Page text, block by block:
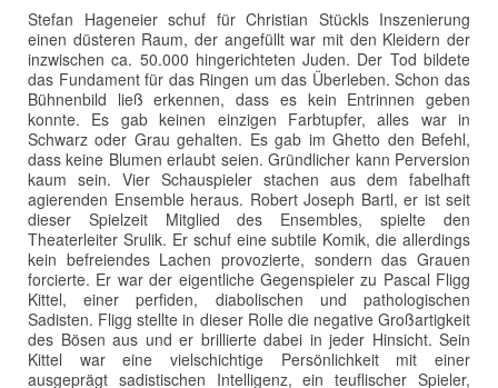
Stefan Hageneier schuf für Christian Stückls Inszenierung
einen düsteren Raum, der angefüllt war mit den Kleidern der
inzwischen ca. 50.000 hingerichteten Juden. Der Tod bildete
das Fundament für das Ringen um das Überleben. Schon das
Bühnenbild ließ erkennen, dass es kein Entrinnen geben
konnte. Es gab keinen einzigen Farbtupfer, alles war in
Schwarz oder Grau gehalten. Es gab im Ghetto den Befehl,
dass keine Blumen erlaubt seien. Gründlicher kann Perversion
kaum sein. Vier Schauspieler stachen aus dem fabelhaft
agierenden Ensemble heraus. Robert Joseph Bartl, er ist seit
dieser Spielzeit Mitglied des Ensembles, spielte den
Theaterleiter Srulik. Er schuf eine subtile Komik, die allerdings
kein befreiendes Lachen provozierte, sondern das Grauen
forcierte. Er war der eigentliche Gegenspieler zu Pascal Fligg
Kittel, einer perfiden, diabolischen und pathologischen
Sadisten. Fligg stellte in dieser Rolle die negative Großartigkeit
des Bösen aus und er brillierte dabei in jeder Hinsicht. Sein
Kittel war eine vielschichtige Persönlichkeit mit einer
ausgeprägt sadistischen Intelligenz, ein teuflischer Spieler,